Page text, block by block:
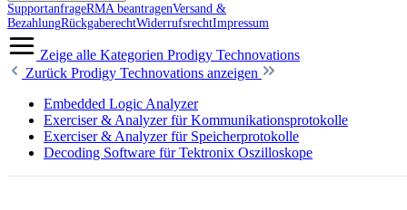
SupportanfrageRMA beantragenVersand &
BezahlungRückgaberechtWiderrufsrechtImpressum
Zeige alle Kategorien Prodigy Technovations
Zurück Prodigy Technovations anzeigen
Embedded Logic Analyzer
Exerciser & Analyzer für Kommunikationsprotokolle
Exerciser & Analyzer für Speicherprotokolle
Decoding Software für Tektronix Oszilloskope